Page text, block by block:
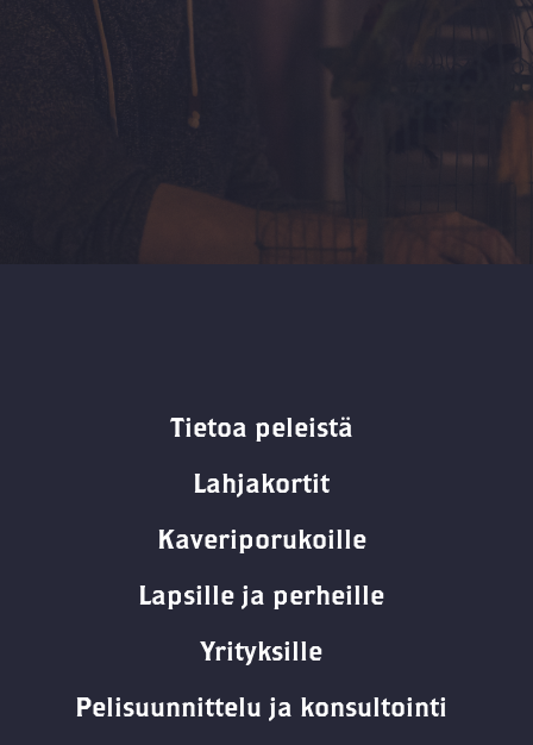
Tietoa peleistä
Lahjakortit
Kaveriporukoille
Lapsille ja perheille
Yrityksille
Pelisuunnittelu ja konsultointi